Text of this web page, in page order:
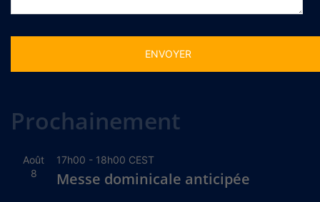
Prochainement
Août
8
17h00 - 18h00 CEST
Messe dominicale anticipée